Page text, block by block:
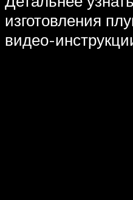
изготовления
видео-